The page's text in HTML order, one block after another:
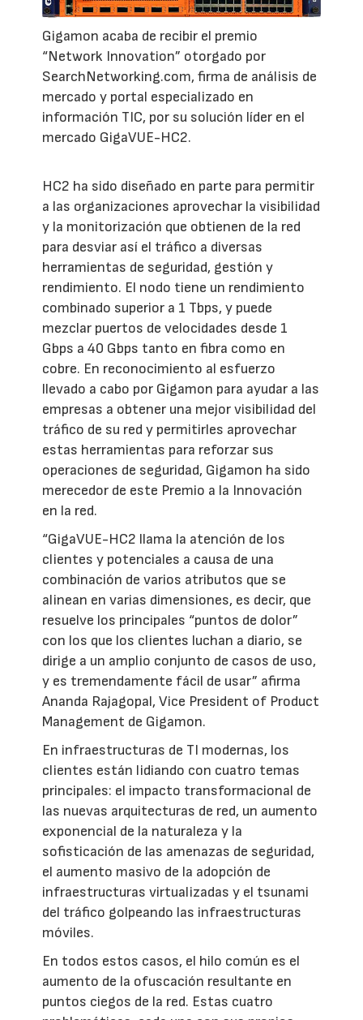
Gigamon acaba de recibir el premio
“Network Innovation” otorgado por
SearchNetworking.com, firma de análisis de
mercado y portal especializado en
información TIC, por su solución líder en el
mercado GigaVUE-HC2.
HC2 ha sido diseñado en parte para permitir
a las organizaciones aprovechar la visibilidad
y la monitorización que obtienen de la red
para desviar así el tráfico a diversas
herramientas de seguridad, gestión y
rendimiento. El nodo tiene un rendimiento
combinado superior a 1 Tbps, y puede
mezclar puertos de velocidades desde 1
Gbps a 40 Gbps tanto en fibra como en
cobre. En reconocimiento al esfuerzo
llevado a cabo por Gigamon para ayudar a las
empresas a obtener una mejor visibilidad del
tráfico de su red y permitirles aprovechar
estas herramientas para reforzar sus
operaciones de seguridad, Gigamon ha sido
merecedor de este Premio a la Innovación
en la red.
“GigaVUE-HC2 llama la atención de los
clientes y potenciales a causa de una
combinación de varios atributos que se
alinean en varias dimensiones, es decir, que
resuelve los principales “puntos de dolor”
con los que los clientes luchan a diario, se
dirige a un amplio conjunto de casos de uso,
y es tremendamente fácil de usar” afirma
Ananda Rajagopal, Vice President of Product
Management de Gigamon.
En infraestructuras de TI modernas, los
clientes están lidiando con cuatro temas
principales: el impacto transformacional de
las nuevas arquitecturas de red, un aumento
exponencial de la naturaleza y la
sofisticación de las amenazas de seguridad,
el aumento masivo de la adopción de
infraestructuras virtualizadas y el tsunami
del tráfico golpeando las infraestructuras
móviles.
En todos estos casos, el hilo común es el
aumento de la ofuscación resultante en
puntos ciegos de la red. Estas cuatro